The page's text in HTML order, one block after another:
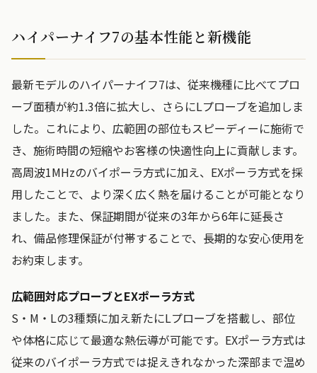
ハイパーナイフ7の基本性能と新機能
最新モデルのハイパーナイフ7は、従来機種に比べてプロ
ーブ面積が約1.3倍に拡大し、さらにLプローブを追加しま
した。これにより、広範囲の部位もスピーディーに施術で
き、施術時間の短縮やお客様の快適性向上に貢献します。
高周波1MHzのバイポーラ方式に加え、EXポーラ方式を採
用したことで、より深く広く熱を届けることが可能となり
ました。また、保証期間が従来の3年から6年に延長さ
れ、備品修理保証が付帯することで、長期的な安心使用を
お約束します。
広範囲対応プローブとEXポーラ方式
S・M・Lの3種類に加え新たにLプローブを搭載し、部位
や体格に応じて最適な熱伝導が可能です。EXポーラ方式は
従来のバイポーラ方式では捉えきれなかった深部まで温め